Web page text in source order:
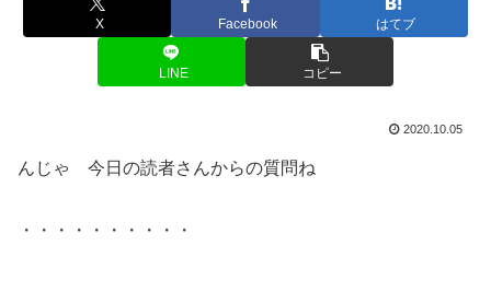
X Facebook はてブ
LINE コピー
2020.10.05
んじゃ 今日の読者さんからの質問ね
・・・・・・・・・・